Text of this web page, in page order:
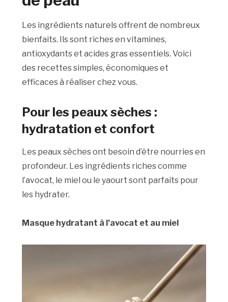
Les ingrédients naturels offrent de nombreux
bienfaits. Ils sont riches en vitamines,
antioxydants et acides gras essentiels. Voici
des recettes simples, économiques et
efficaces à réaliser chez vous.
Pour les peaux sèches :
hydratation et confort
Les peaux sèches ont besoin d’être nourries en
profondeur. Les ingrédients riches comme
l’avocat, le miel ou le yaourt sont parfaits pour
les hydrater.
Masque hydratant à l’avocat et au miel